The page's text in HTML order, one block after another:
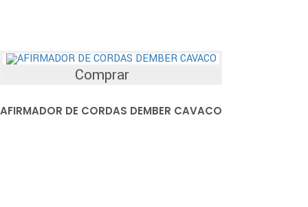
Comprar
AFIRMADOR DE CORDAS DEMBER CAVACO